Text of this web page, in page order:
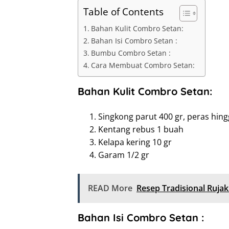
Table of Contents
Bahan Kulit Combro Setan:
Bahan Isi Combro Setan :
Bumbu Combro Setan :
Cara Membuat Combro Setan:
Bahan Kulit Combro Setan:
Singkong parut 400 gr, peras
Kentang rebus 1 buah
Kelapa kering 10 gr
Garam 1/2 gr
READ More Resep Tradisional
Bahan Isi Combro Setan :